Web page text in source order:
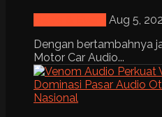
Aug 5,
Dengan bertambahnya
Motor Car Audio...